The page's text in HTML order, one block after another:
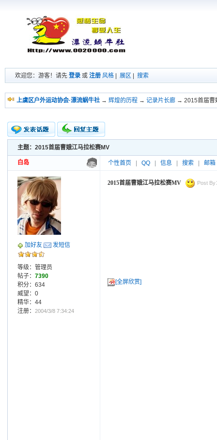
欢迎您：游客！请先 登录 或 注册 风格 展区 搜索
上虞区户外运动协会·漂流蜗牛社 → 辉煌的历程 → 记录片长廊 → 2015首届曹
新的主题
投票帖
小字报
主题：2015首届曹娥江马拉松赛MV
白岛 个性首页 QQ 信息 搜索 邮箱
加好友 发短信
等级：管理员
帖子： 7390
积分：634
威望：0
精华：44
注册： 2004/3/8 7:34:24
2015首届曹娥江马拉松赛MV Post By
[全屏欣赏]